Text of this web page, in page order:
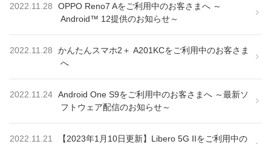
2022.11.28
OPPO Reno7 Aをご利用中のお客さまへ ～
Android™ 12提供のお知らせ～
2022.11.28
かんたんスマホ2＋ A201KCをご利用中のお客さま
へ
2022.11.24 Android One S9をご利用中のお客さまへ ～最新ソ
フトウェア配信のお知らせ～
2022.11.21
【2023年1月10日更新】Libero 5G IIをご利用中の